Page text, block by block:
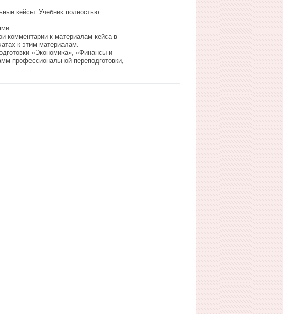
кейсы. Учебник полностью
комментарии к материалам кейса в
к этим материалам.
«Экономика», «Финансы и
профессиональной переподготовки,